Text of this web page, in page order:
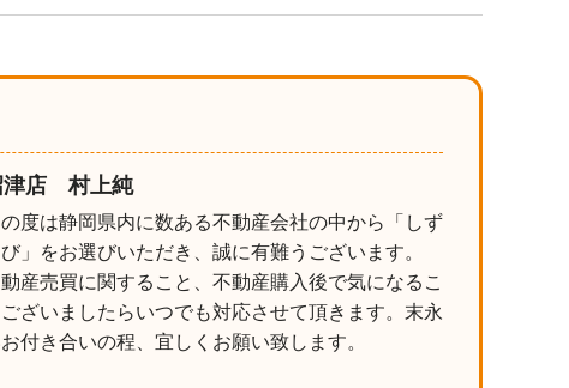
津店 村上純
の度は静岡県内に数ある不動産会社の中から「しず
」をお選びいただき、誠に有難うございます。
産売買に関すること、不動産購入後で気になるこ
ございましたらいつでも対応させて頂きます。末永
付き合いの程、宜しくお願い致します。